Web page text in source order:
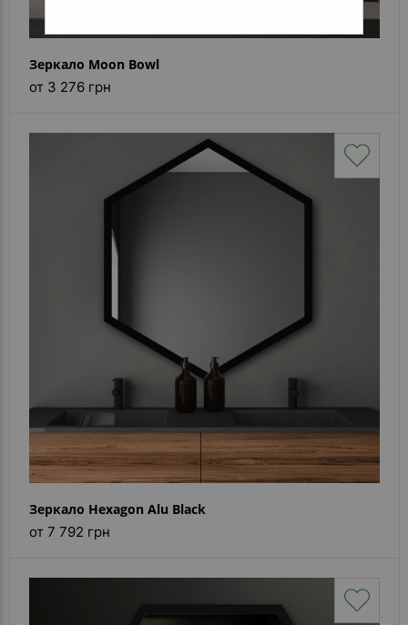
Зеркало Moon Bowl
от 3 276 грн
Зеркало Hexagon Alu Black
от 7 792 грн